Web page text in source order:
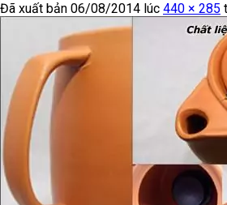
Đã xuất bản 06/08/2014 lúc 440 × 285